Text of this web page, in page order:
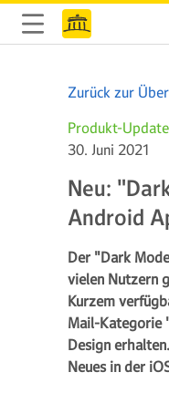
Zurück zur
Produkt-Update
30. Juni 2021
Neu:
Android
Der "Dark
vielen Nutzern
Kurzem
Mail-Kategorie
Design
Neues in der